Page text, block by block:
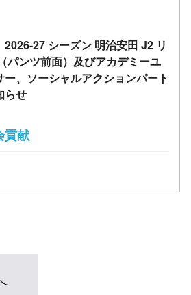
2026-27 シーズン 明治安田 J2 リ
パンツ前面）及びアカデミーユ
、ソーシャルアクションパート
らせ
貢献